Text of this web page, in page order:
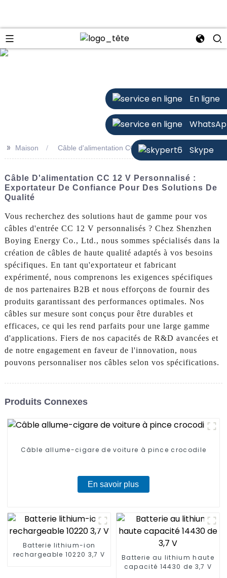
En ligne
Skype
>> Maison Câble d'alimentation CC 12 V personnalisé
Câble D'alimentation CC 12 V Personnalisé :
Exportateur De Confiance Pour Des Solutions De
Qualité
Vous recherchez des solutions haut de gamme pour vos
câbles d'entrée CC 12 V personnalisés ? Chez Shenzhen
Boying Energy Co., Ltd., nous sommes spécialisés dans la
création de câbles de haute qualité adaptés à vos besoins
spécifiques. En tant qu'exportateur et fabricant
expérimenté, nous comprenons les exigences spécifiques
de nos partenaires B2B et nous efforçons de fournir des
produits garantissant des performances optimales. Nos
câbles sur mesure sont conçus pour être durables et
efficaces, ce qui les rend parfaits pour une large gamme
d'applications. Fiers de nos capacités de R&D avancées et
de notre engagement en faveur de l'innovation, nous
pouvons personnaliser nos câbles selon vos spécifications.
Produits Connexes
Câble allume-cigare de voiture à pince crocodile
En savoir plus
Batterie lithium-ion
rechargeable 10220 3,7 V
Batterie au lithium haute
capacité 14430 de 3,7 V